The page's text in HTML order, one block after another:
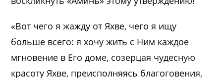
«Вот чего я жажду от Яхве, чего я ищу
больше всего: я хочу жить с Ним каждое
мгновение в Его доме, созерцая чудесную
красоту Яхве, преисполняясь благоговения,